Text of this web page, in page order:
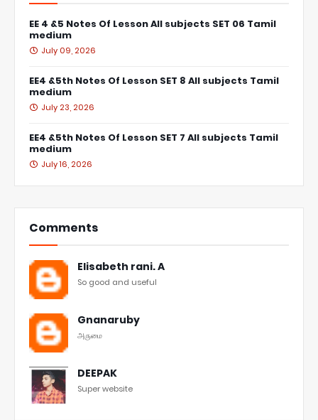
EE 4 &5 Notes Of Lesson All subjects SET 06 Tamil
medium
July 09, 2026
EE4 &5th Notes Of Lesson SET 8 All subjects Tamil
medium
July 23, 2026
EE4 &5th Notes Of Lesson SET 7 All subjects Tamil
medium
July 16, 2026
Comments
Elisabeth rani. A
So good and useful
Gnanaruby
அருமை
DEEPAK
Super website